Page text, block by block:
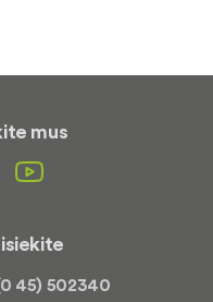
mus
45) 502340